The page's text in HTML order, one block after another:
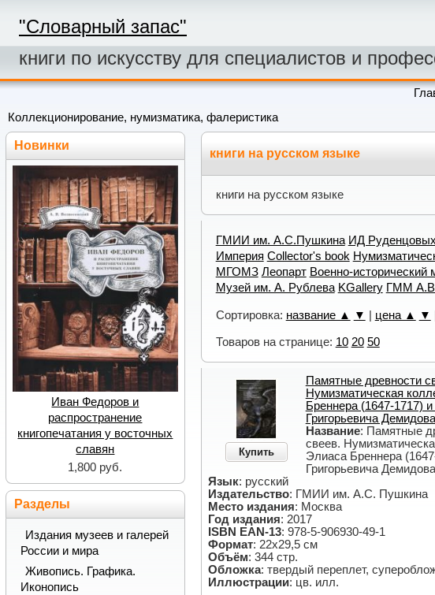
"Словарный запас"
книги по искусству для специалистов и
Коллекционирование, нумизматика, фалеристика
книги на русском языке
книги на русском языке
ГМИИ им. А.С.Пушкина ИД Руденцовых
Империя Collector's book
МГОМЗ Леопарт Военно-исторический
Музей им. А. Рублева KGallery ГММ
Сортировка: название ▲ ▼ цена ▲ ▼
Товаров на странице: 10 20 50
Купить
Памятные древности
Нумизматическая
Бреннера (1647-1717)
Григорьевича
Название: Памятные
свеев.
Элиаса Бреннера
Григорьевича
Язык: русский
Издательство: ГМИИ им. А.С. Пушкина
Место издания: Москва
Год издания: 2017
ISBN EAN-13: 978-5-906930-49-1
Формат: 22х29,5 см
Объём: 344 стр.
Обложка: твердый переплет,
Иллюстрации: цв. илл.
Новинки
Иван Федоров и
распространение
книгопечатания у восточных
славян
1,800 руб.
Разделы
Издания музеев и галерей
России и мира
Живопись. Графика.
Иконопись